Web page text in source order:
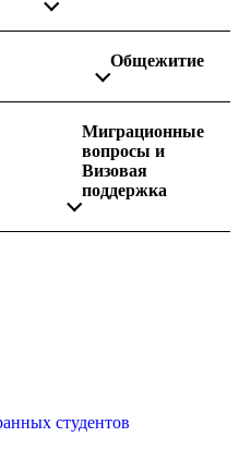
Общежитие
Миграционные
вопросы и
Визовая
поддержка